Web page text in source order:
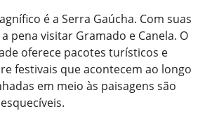
é a Serra Gaúcha. Com suas
pena visitar Gramado e Canela. O
oferece pacotes turísticos e
festivais que acontecem ao longo
em meio às paisagens são